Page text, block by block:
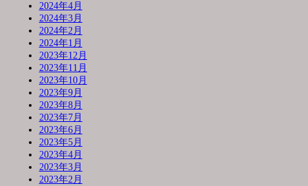
2024年4月
2024年3月
2024年2月
2024年1月
2023年12月
2023年11月
2023年10月
2023年9月
2023年8月
2023年7月
2023年6月
2023年5月
2023年4月
2023年3月
2023年2月